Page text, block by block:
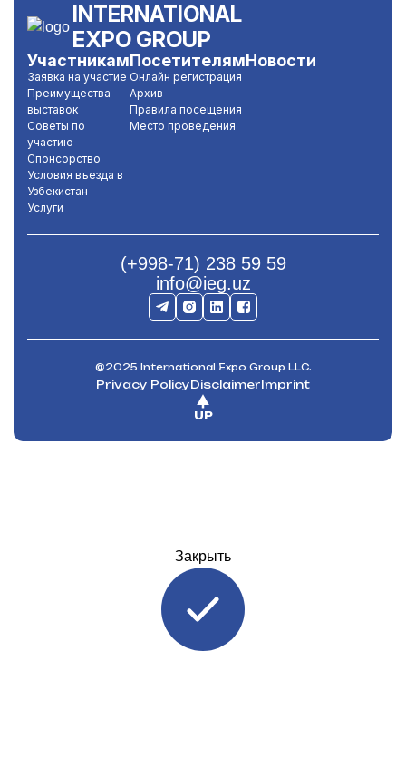
INTERNATIONAL
EXPO GROUP
Участникам
Заявка на участие
Преимущества
выставок
Советы по
участию
Спонсорство
Условия въезда в
Узбекистан
Услуги
Посетителям
Онлайн регистрация
Архив
Правила посещения
Место проведения
Новости
(+998-71) 238 59 59
info@ieg.uz
@2025 International Expo Group LLC.
Privacy PolicyDisclaimerImprint
UP
Закрыть